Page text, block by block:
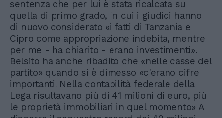
sentenza che per lui è stata ricalcata su
quella di primo grado, in cui i giudici hanno
di nuovo considerato «i fatti di Tanzania e
Cipro come appropriazione indebita, mentre
per me - ha chiarito - erano investimenti».
Belsito ha anche ribadito che «nelle casse del
partito» quando si è dimesso «c'erano cifre
importanti. Nella contabilità federale della
Lega risultavano più di 41 milioni di euro, più
le proprietà immobiliari in quel momento» A